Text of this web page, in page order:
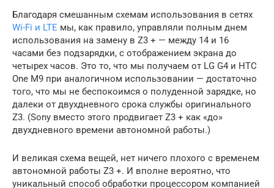
Благодаря смешанным схемам использования в сетях
Wi-Fi и LTE мы, как правило, управляли полным днем ​​
использования на замену в Z3 + — между 14 и 16
часами без подзарядки, с отображением экрана до
четырех часов. Это то, что мы получаем от LG G4 и HTC
One M9 при аналогичном использовании — достаточно
того, что мы не беспокоимся о полуденной зарядке, но
далеки от двухдневного срока службы оригинального
Z3. (Sony вместо этого продвигает Z3 + как «до»
двухдневного времени автономной работы.)
И великая схема вещей, нет ничего плохого с временем
автономной работы Z3 +. И вполне вероятно, что
уникальный способ обработки процессором компанией